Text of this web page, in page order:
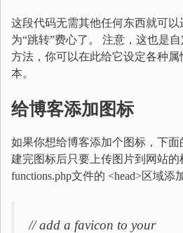
这段代码无需其他任何东西就可
为“跳转”费心了。 注意，这也是自
方法，你可以在此给它设定各种
本。
给博客添加图标
如果你想给博客添加个图标，下面
建完图标后只要上传图片到网站
functions.php文件的 <head>区域添
// add a favicon to your